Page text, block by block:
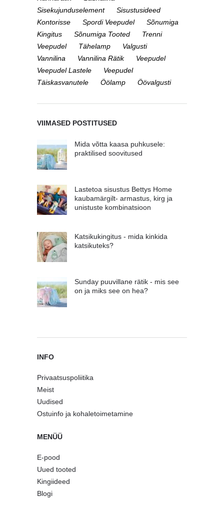
Sisekujunduselement
Sisustusideed
Kontorisse
Spordi Veepudel
Sõnumiga
Kingitus
Sõnumiga Tooted
Trenni
Veepudel
Tähelamp
Valgusti
Vannilina
Vannilina Rätik
Veepudel
Veepudel Lastele
Veepudel
Täiskasvanutele
Öölamp Öövalgusti
VIIMASED POSTITUSED
Mida võtta kaasa puhkusele:
praktilised soovitused
Lastetoa sisustus Bettys Home
kaubamärgilt- armastus, kirg ja
unistuste kombinatsioon
Katsikukingitus - mida kinkida
katsikuteks?
Sunday puuvillane rätik - mis see
on ja miks see on hea?
INFO
Privaatsuspoliitika
Meist
Uudised
Ostuinfo ja kohaletoimetamine
MENÜÜ
E-pood
Uued tooted
Kingiideed
Blogi